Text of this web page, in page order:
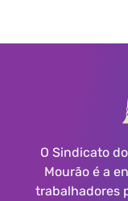
O Sindicato
Mourão é a
trabalhadores